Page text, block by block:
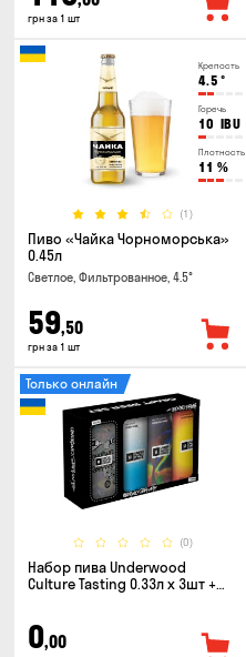
грн за 1 шт
Крепость
4.5 °
Горечь
10 IBU
Плотность
11 %
(1)
Пиво «Чайка Чорноморська»
0.45л
Светлое, Фильтрованное, 4.5°
59,50
грн за 1 шт
(0)
Только онлайн
Набор пива Underwood
Culture Tasting 0.33л x 3шт +
0,00